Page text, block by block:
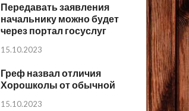
Передавать заявления
начальнику можно будет
через портал госуслуг
15.10.2023
Греф назвал отличия
Хорошколы от обычной
15.10.2023